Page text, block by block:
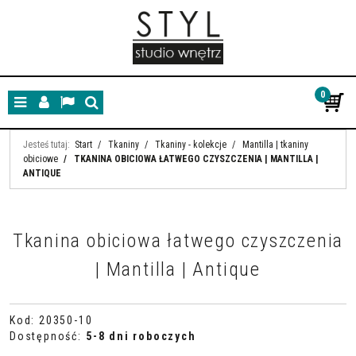
MenuPanelLangSzukaj
0
Jesteś tutaj: Start / Tkaniny / Tkaniny - kolekcje /
Mantilla | tkaniny
obiciowe /
TKANINA OBICIOWA ŁATWEGO CZYSZCZENIA | MANTILLA |
ANTIQUE
Tkanina obiciowa łatwego czyszczenia
| Mantilla | Antique
Kod : 20350-10
Dostępność: 5-8 dni roboczych